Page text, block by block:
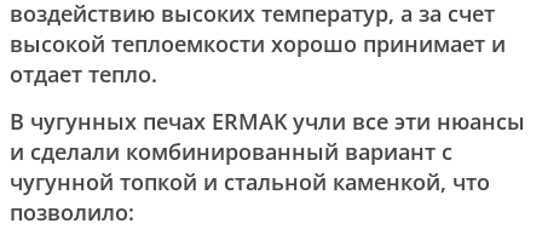
воздействию высоких температур, а за счет
высокой теплоемкости хорошо принимает и
отдает тепло.
В чугунных печах ERMAK учли все эти нюансы
и сделали комбинированный вариант с
чугунной топкой и стальной каменкой, что
позволило: